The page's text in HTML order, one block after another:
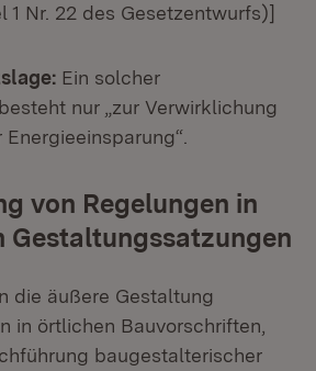
1 Nr. 22 des Gesetzentwurfs)]
Ein solcher
nur „zur Verwirklichung
von Regelungen in
Gestaltungssatzungen
die äußere Gestaltung
in örtlichen Bauvorschriften,
baugestalterischer